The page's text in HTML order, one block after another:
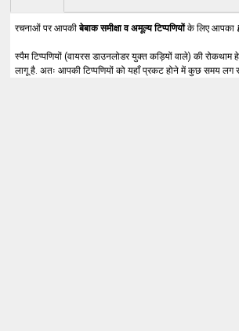
रचनाओं पर आपकीबेबाक समीक्षा व अमूल्य टिप्पणियोंके लिए आपका
स्पैम टिप्पणियों (वायरस डाउनलोडर युक्त कड़ियों वाले) की रोकथाम
लागू है. अतः आपकी टिप्पणियों को यहाँ प्रकट होने में कुछ समय लग